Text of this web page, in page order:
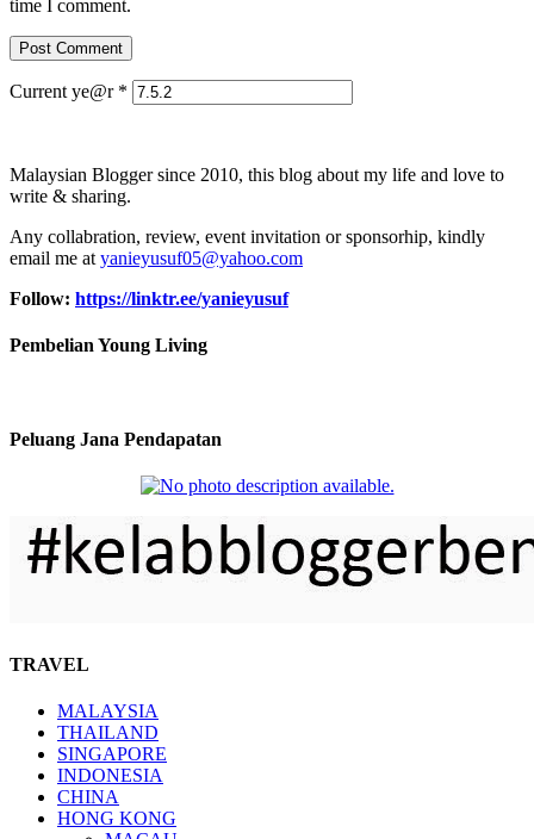
time I comment.
Current ye@r *
Malaysian Blogger since 2010, this blog about my life and love to
write & sharing.
Any collabration, review, event invitation or sponsorhip, kindly
email me at yanieyusuf05@yahoo.com
Follow: https://linktr.ee/yanieyusuf
Pembelian Young Living
Peluang Jana Pendapatan
TRAVEL
MALAYSIA
THAILAND
SINGAPORE
INDONESIA
CHINA
HONG KONG